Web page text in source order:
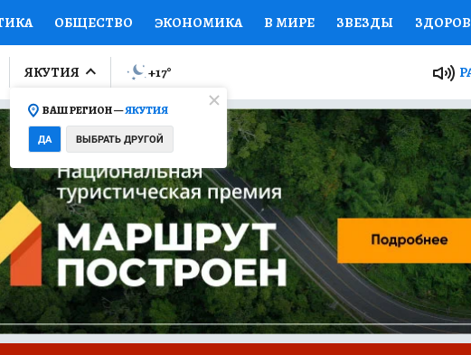
ОБЩЕСТВО ЭКОНОМИКА В МИРЕ ЗВЕЗДЫ
ПРОИСШЕСТВИЯ НАЦИОНАЛЬНЫЕ ПРОЕКТЫ РОССИИ
ОТКРЫВАЕМ МИР Я ЗНАЮ СЕМЬЯ ЖЕНСКИЕ СЕКРЕТЫ
ПРОМОКОДЫ СЕРИАЛЫ СПЕЦПРОЕКТЫ ДЕФИЦИТ ЖЕЛЕЗА
КОЛЛЕКЦИИ КОНКУРСЫ РАБОТА У НАС ГИД
САЙТЕ
ЯКУТИЯ
ВАШ РЕГИОН —ЯКУТИЯ
ДА ВЫБРАТЬ ДРУГОЙ
+17°